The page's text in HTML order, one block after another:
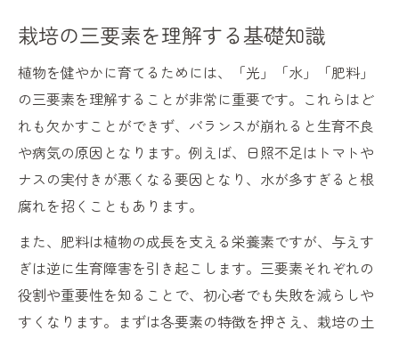
栽培の三要素を理解する基礎知識
植物を健やかに育てるためには、「光」「水」「肥料」
の三要素を理解することが非常に重要です。これらはど
れも欠かすことができず、バランスが崩れると生育不良
や病気の原因となります。例えば、日照不足はトマトや
ナスの実付きが悪くなる要因となり、水が多すぎると根
腐れを招くこともあります。
また、肥料は植物の成長を支える栄養素ですが、与えす
ぎは逆に生育障害を引き起こします。三要素それぞれの
役割や重要性を知ることで、初心者でも失敗を減らしや
すくなります。まずは各要素の特徴を押さえ、栽培の土